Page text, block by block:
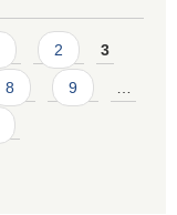
2 3
8 9